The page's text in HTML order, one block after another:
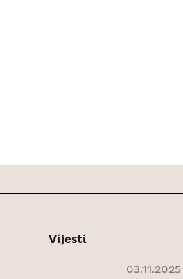
Vijesti
03.11.2025